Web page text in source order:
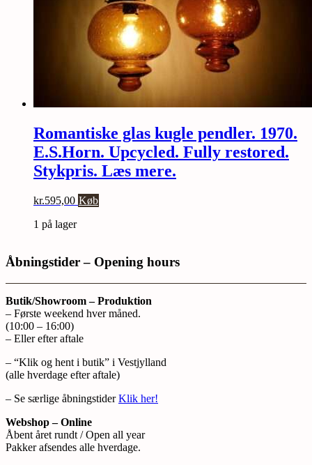
Romantiske glas kugle pendler. 1970.
E.S.Horn. Upcycled. Fully restored.
Stykpris. Læs mere.
kr.595,00 Køb
1 på lager
Åbningstider – Opening hours
Butik/Showroom – Produktion
– Første weekend hver måned.
(10:00 – 16:00)
– Eller efter aftale
– “Klik og hent i butik” i Vestjylland
(alle hverdage efter aftale)
– Se særlige åbningstiderKlik her!
Webshop – Online
Åbent året rundt / Open all year
Pakker afsendes alle hverdage.